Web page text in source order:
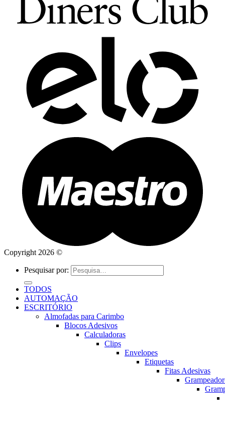
Copyright 2026 ©
Pesquisar por:
TODOS
AUTOMAÇÃO
ESCRITÓRIO
Almofadas para Carimbo
Blocos Adesivos
Calculadoras
Clips
Envelopes
Etiquetas
Fitas Adesivas